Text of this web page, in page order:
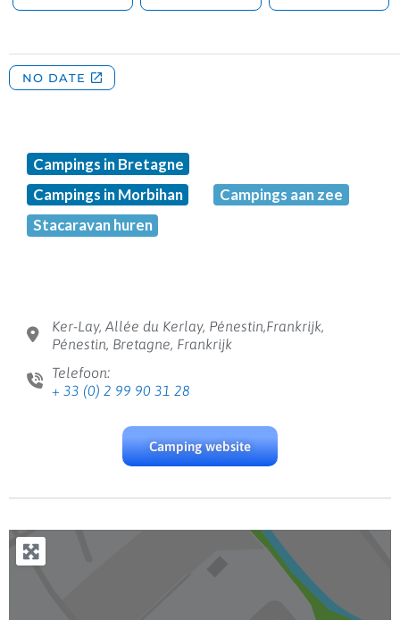
Campings in Bretagne
Campings in Morbihan
Campings aan zee
Stacaravan huren
Ker-Lay, Allée du Kerlay, Pénestin,Frankrijk,
Pénestin, Bretagne, Frankrijk
Telefoon:
+ 33 (0) 2 99 90 31 28
Camping website